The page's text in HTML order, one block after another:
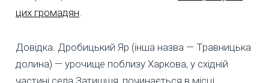
цих громадян
Довідка. Дробицький Яр (інша назва — Травницька
долина) — урочище поблизу Харкова, у східній
частині села Затишшя, починається в місці